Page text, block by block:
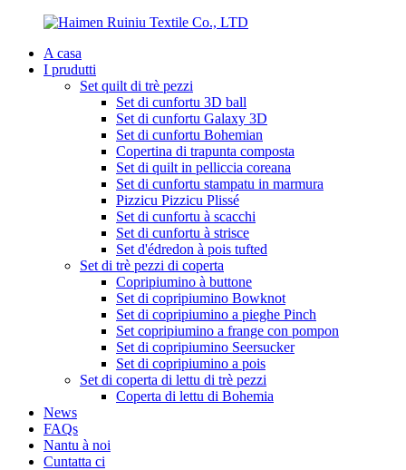
A casa
I prudutti
Set quilt di trè pezzi
Set di cunfortu 3D ball
Set di cunfortu Galaxy 3D
Set di cunfortu Bohemian
Copertina di trapunta composta
Set di quilt in pelliccia coreana
Set di cunfortu stampatu in marmura
Pizzicu Pizzicu Plissé
Set di cunfortu à scacchi
Set di cunfortu à strisce
Set d'édredon à pois tufted
Set di trè pezzi di coperta
Copripiumino à buttone
Set di copripiumino Bowknot
Set di copripiumino a pieghe Pinch
Set copripiumino a frange con pompon
Set di copripiumino Seersucker
Set di copripiumino a pois
Set di coperta di lettu di trè pezzi
Coperta di lettu di Bohemia
News
FAQs
Nantu à noi
Cuntatta ci